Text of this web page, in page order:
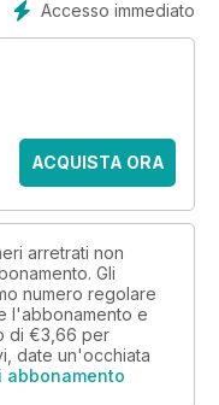
ideal personal flight
Windows XP with SP3
Flight Simulator
Pack) installed.
– 512MB graphics card.
space.
include:
Full Terrain products
currently available in
seen this line of
presents a perfect
Accesso immediato
ACQUISTA ORA
arretrati non
Gli
numero regolare
l'abbonamento e
di €3,66 per
date un'occhiata
abbonamento